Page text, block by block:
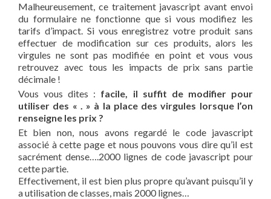
Malheureusement, ce traitement javascript avant envoi
du formulaire ne fonctionne que si vous modifiez les
tarifs d’impact. Si vous enregistrez votre produit sans
effectuer de modification sur ces produits, alors les
virgules ne sont pas modifiée en point et vous vous
retrouvez avec tous les impacts de prix sans partie
décimale !
Vous vous dites : facile, il suffit de modifier pour
utiliser des « . » à la place des virgules lorsque l’on
renseigne les prix ?
Et bien non, nous avons regardé le code javascript
associé à cette page et nous pouvons vous dire qu’il est
sacrément dense….2000 lignes de code javascript pour
cette partie.
Effectivement, il est bien plus propre qu’avant puisqu’il y
a utilisation de classes, mais 2000 lignes…